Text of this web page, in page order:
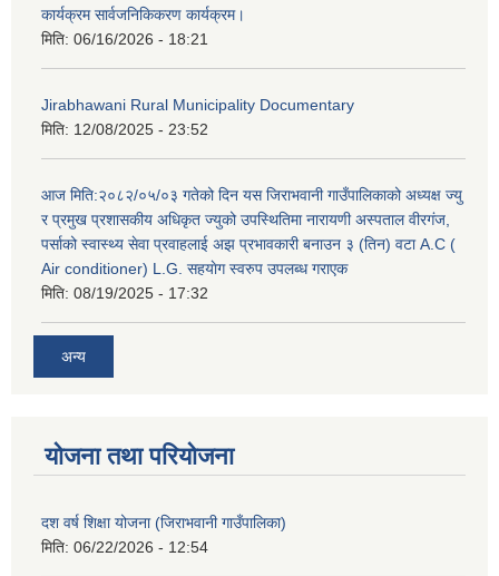
कार्यक्रम सार्वजनिकिकरण कार्यक्रम।
मिति: 06/16/2026 - 18:21
Jirabhawani Rural Municipality Documentary
मिति: 12/08/2025 - 23:52
आज मिति:२०८२/०५/०३ गतेको दिन यस जिराभवानी गाउँपालिकाको अध्यक्ष ज्यु
र प्रमुख प्रशासकीय अधिकृत ज्युको उपस्थितिमा नारायणी अस्पताल वीरगंज,
पर्साको स्वास्थ्य सेवा प्रवाहलाई अझ प्रभावकारी बनाउन ३ (तिन) वटा A.C (
Air conditioner) L.G. सहयाेग स्वरुप उपलब्ध गराएक
मिति: 08/19/2025 - 17:32
अन्य
योजना तथा परियोजना
दश वर्ष शिक्षा योजना (जिराभवानी गाउँपालिका)
मिति: 06/22/2026 - 12:54